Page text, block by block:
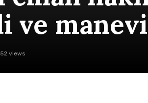
manevi
views